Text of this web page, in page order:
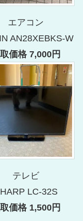
エアコン
AN28XEBKS-W
価格 7,000円
テレビ
LC-32S
価格 1,500円